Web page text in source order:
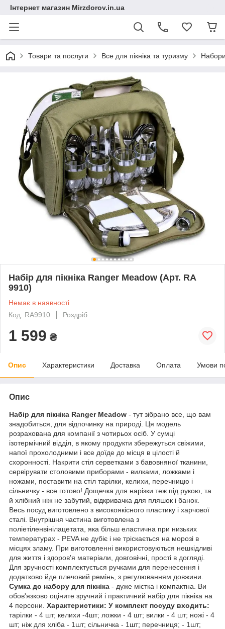
Інтернет магазин Mirzdorov.in.ua
Товари та послуги Все для пікніка та туризму Набори
Набір для пікніка Ranger Meadow (Арт. RA
9910)
Немає в наявності
Код: RA9910
Роздріб
1 599 ₴
Опис Характеристики Доставка Оплата Умови
Опис
Набір для пікніка Ranger Meadow - тут зібрано все, що вам
знадобиться, для відпочинку на природі. Ця модель
розрахована для компанії з чотирьох осіб. У сумці
ізотермічний відділ, в якому продукти збережуться свіжими,
напої прохолодними і все доїде до місця в цілості й
схоронності. Накрити стіл серветками з бавовняної тканини,
сервірувати столовими приборами - вилками, ложками і
ножами, поставити на стіл тарілки, келихи, перечницю і
сільничку - все готово! Дощечка для нарізки теж під рукою, та
й хлібний ніж не забутий, відкривачка для пляшок і банок.
Весь посуд виготовлено з високоякісного пластику і харчової
сталі. Внутрішня частина виготовлена з
поліетіленвінілацетата, яка більш еластична при низьких
температурах - PEVA не дубіє і не тріскається на морозі в
місцях зламу. При виготовленні використовуються нешкідливі
для життя і здоров'я матеріали, довговічні, прості в догляді.
Для зручності комплектується ручками для перенесення і
додатково йде плечовий ремінь, з регулюванням довжини.
Сумка до набору для пікніка - дуже містка і компактна. Ви
обов'язково оціните зручний і практичний набір для пікніка на
4 персони. Характеристики: У комплект посуду входить:
тарілки - 4 шт; келихи -4шт; ложки - 4 шт; вилки - 4 шт; ножі - 4
шт; ніж для хліба - 1шт; сільничка - 1шт; перечниця; - 1шт;